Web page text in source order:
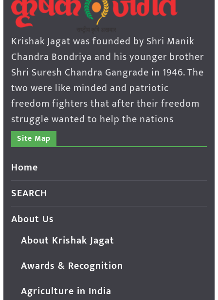
Krishak Jagat was founded by Shri Manik
Chandra Bondriya and his younger brother
Shri Suresh Chandra Gangrade in 1946. The
two were like minded and patriotic
freedom fighters that after their freedom
struggle wanted to help the nations
Site Map
Home
SEARCH
About Us
About Krishak Jagat
Awards & Recognition
Agriculture in India